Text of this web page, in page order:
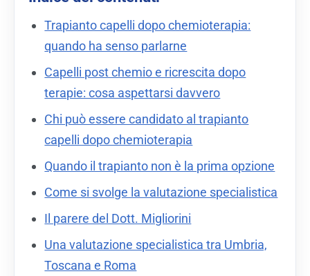
Trapianto capelli dopo chemioterapia:
quando ha senso parlarne
Capelli post chemio e ricrescita dopo
terapie: cosa aspettarsi davvero
Chi può essere candidato al trapianto
capelli dopo chemioterapia
Quando il trapianto non è la prima opzione
Come si svolge la valutazione specialistica
Il parere del Dott. Migliorini
Una valutazione specialistica tra Umbria,
Toscana e Roma